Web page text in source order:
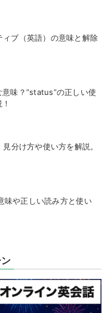
ブ（英語）の意味と解除
意味？”status”の正しい使
分け方や使い方を解説。
味や正しい読み方と使い